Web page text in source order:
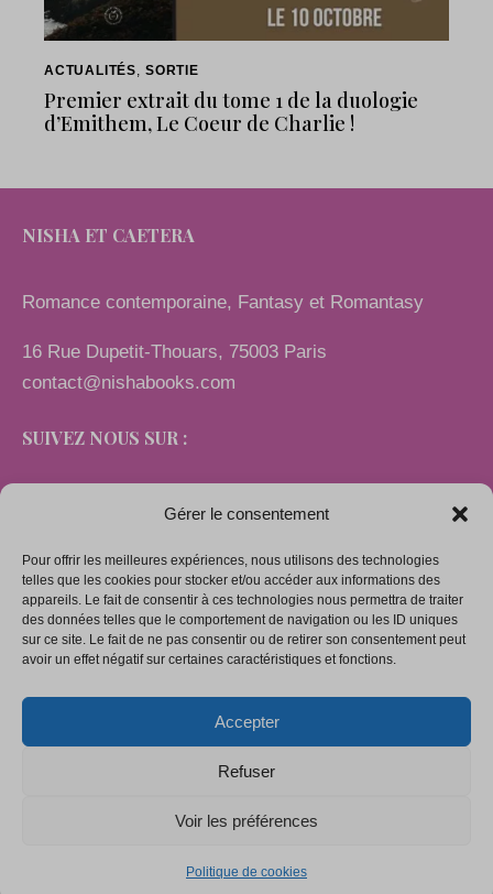
Gérer le consentement
Pour offrir les meilleures expériences, nous utilisons des technologies
telles que les cookies pour stocker et/ou accéder aux informations des
appareils. Le fait de consentir à ces technologies nous permettra de traiter
des données telles que le comportement de navigation ou les ID uniques
sur ce site. Le fait de ne pas consentir ou de retirer son consentement peut
avoir un effet négatif sur certaines caractéristiques et fonctions.
Accepter
Refuser
Voir les préférences
Politique de cookies
ACTUALITÉS, SORTIE
Premier extrait du tome 1 de la duologie
d’Emithem, Le Coeur de Charlie !
NISHA ET CAETERA
Romance contemporaine, Fantasy et Romantasy
16 Rue Dupetit-Thouars, 75003 Paris
contact@nishabooks.com
SUIVEZ NOUS SUR :
LIENS
Mentions légales
Politique de confidentialité
Politique de cookies (UE)